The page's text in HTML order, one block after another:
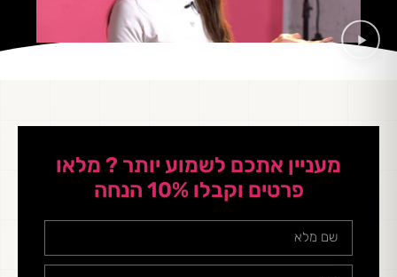
מעניין אתכם לשמוע יותר ? מלאו
פרטים וקבלו 10% הנחה